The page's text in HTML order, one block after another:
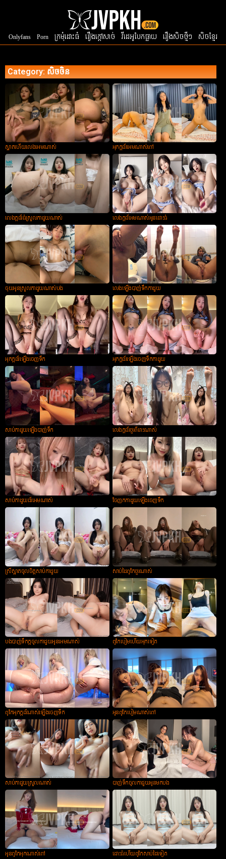
Onlyfans Porn ក្រមំុដោះធំ រឿងក្ដៅសាច់ វីដេអូបែកធ្លាយ រឿងសិចថ្មីៗ សិចខ្មែរ
Category: សិចចិន
ស្អាតហើយលេងអេមណាស់ អុកក្ដជ័រអេមណាស់ពៅ
លេងក្ដជ័រធំស្រួលកាដួយណាស់ លេងក្ដជ័អេមណាស់អូនដោះធំ
ចុយអូនស្រួលកាដួយណាស់បង លេងឡើងបាញ់ទឹកកាដួយ
អុកក្ដជ័រឡើងចេញទឹក អុកក្ដជ័រឡើងចេញទឹកកាដួយ
សាប់កាដួយឡើងបាញ់ទឹក លេងក្ដជ័រថ្ងូរពីរោះណាស់
សាប់កាដួយជ័រអេមណាស់ ចែញុកកាដួយឡើងចេញទឹក
ស្រីស្អាតចូលចិត្តសាប់កាដួយ សាប់ដៃពូកែថ្ងូរណាស់
បងបាញ់ទឹកក្ដចូលកាដួយអូនអេមណាស់ ពូកែបៀមហើយអុកទៀត
ពូកែអុកក្ដជ័ណាស់ឡើងចេញទឹក អូនពូកែបៀមណាស់ពៅ
សាប់កាដួយស្រួលណាស់ បាញ់ទឹកចូលកាដួយអូនមកបង
អូនពូកែអុកណាស់ពៅ ដោះធំហើយពូកែសាប់ដៃទៀត